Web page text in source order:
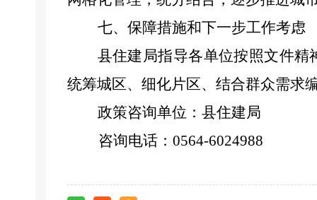
七、保障措施和下一步工作考虑
县住建局指导各单位按照文件
统筹城区、细化片区、结合群众需求
政策咨询单位：县住建局
咨询电话：0564-6024988